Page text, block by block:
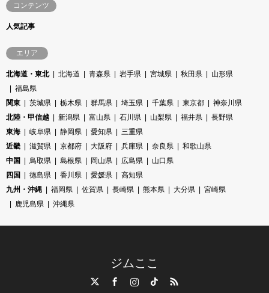
コンテンツ
人気記事
エリア
北海道・東北 北海道 青森県 岩手県 宮城県 秋田県
山形県
福島県
関東
茨城県 栃木県 群馬県 埼玉県 千葉県 東京都
神奈川県
北陸・甲信越
新潟県 富山県 石川県 山梨県 福井県
長野県
東海
岐阜県 静岡県 愛知県
三重県
近畿
滋賀県 京都府 大阪府 兵庫県 奈良県
和歌山県
中国
鳥取県 島根県 岡山県 広島県
山口県
四国
徳島県 香川県 愛媛県
高知県
九州・沖縄
福岡県 佐賀県 長崎県 熊本県 大分県
宮崎県
鹿児島県
沖縄県
ジムここ
TikTok RSS